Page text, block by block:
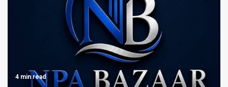
4 min read